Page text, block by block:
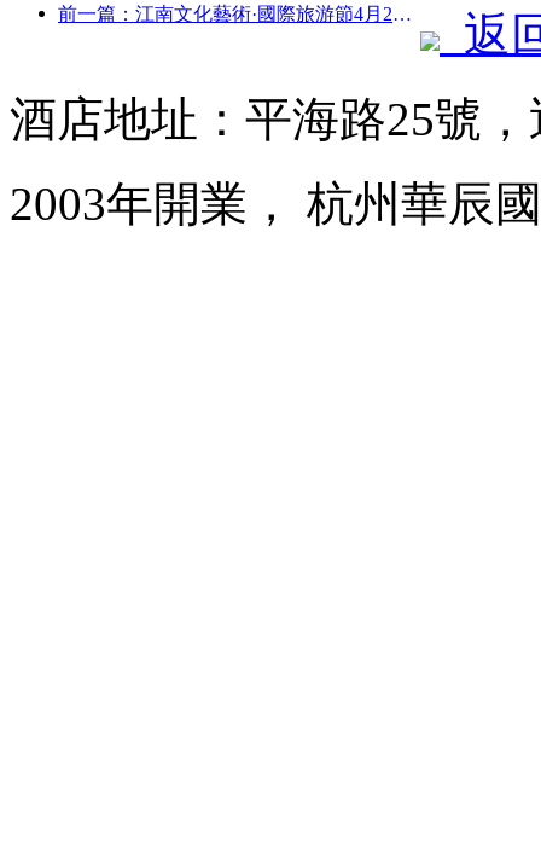
前一篇：江南文化藝術·國際旅游節4月25日啟幕
返
酒店地址：平海路25號
2003年開業， 杭州華